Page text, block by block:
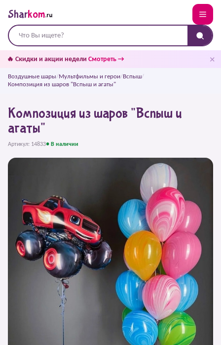
Sharkom.ru
🔥 Скидки и акции недели Смотреть → ✕
Воздушные шары/Мультфильмы и герои/Вспыш/
Композиция из шаров "Вспыш и агаты"
Композиция из шаров "Вспыш и
агаты"
Артикул: 14833● В наличии